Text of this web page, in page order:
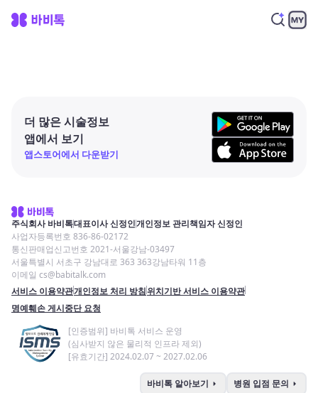
더 많은 시술정보
앱에서 보기
앱스토어에서 다운받기
주식회사 바비톡대표이사 신정인개인정보 관리책임자 신정인
사업자등록번호 836-86-02172
통신판매업신고번호 2021-서울강남-03497
서울특별시 서초구 강남대로 363 363강남타워 11층
이메일 cs@babitalk.com
서비스 이용약관개인정보 처리 방침위치기반 서비스 이용약관
명예훼손 게시중단 요청
[인증범위] 바비톡 서비스 운영
(심사받지 않은 물리적 인프라 제외)
[유효기간] 2024.02.07 ~ 2027.02.06
바비톡 알아보기 arrow_right 병원 입점 문의 arrow_right